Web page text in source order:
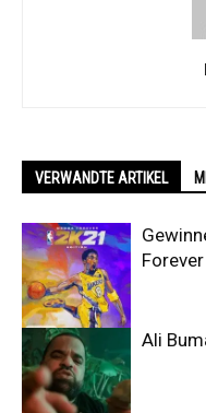
VERWANDTE ARTIKEL
Ali